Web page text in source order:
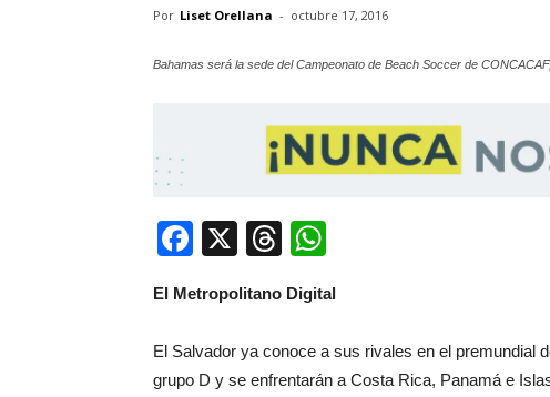
Por Liset Orellana - octubre 17, 2016
Bahamas será la sede del Campeonato de Beach Soccer de CONCACAF,
Facebook
X Threads
El Metropolitano Digital
El Salvador ya conoce a sus rivales en el premundial
grupo D y se enfrentarán a Costa Rica, Panamá e